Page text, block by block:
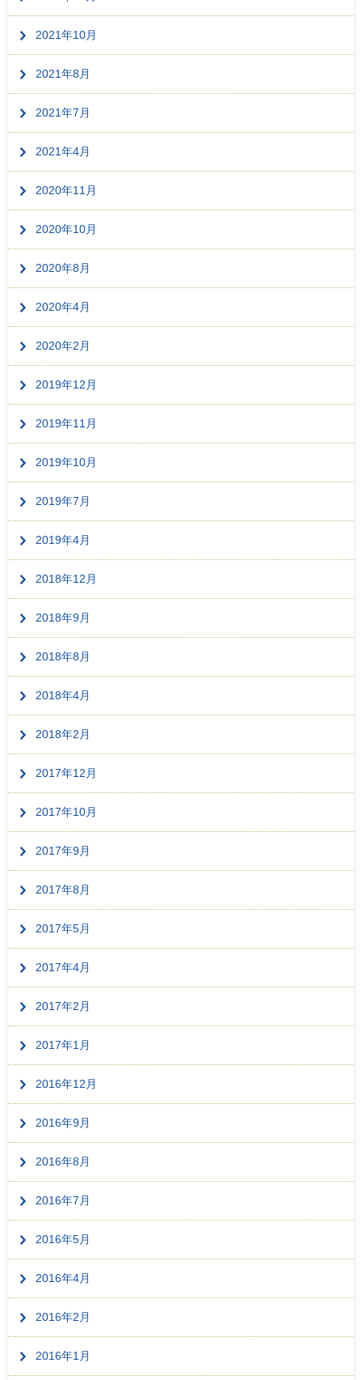
2021年10月
2021年8月
2021年7月
2021年4月
2020年11月
2020年10月
2020年8月
2020年4月
2020年2月
2019年12月
2019年11月
2019年10月
2019年7月
2019年4月
2018年12月
2018年9月
2018年8月
2018年4月
2018年2月
2017年12月
2017年10月
2017年9月
2017年8月
2017年5月
2017年4月
2017年2月
2017年1月
2016年12月
2016年9月
2016年8月
2016年7月
2016年5月
2016年4月
2016年2月
2016年1月